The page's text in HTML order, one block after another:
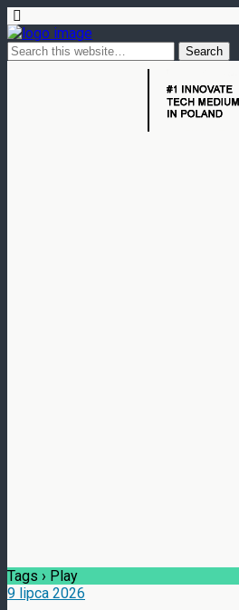
Tags › Play
9 lipca 2026